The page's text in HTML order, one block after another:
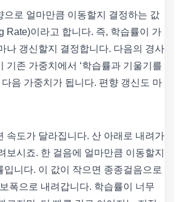
으로 얼마만큼 이동할지 결정하는 값
Rate)이라고 합니다. 즉, 학습률이 가
나 갱신할지 결정합니다. 다음의 경사
기존 가중치에서 ‘학습률과 기울기를
다음 가중치가 됩니다. 편향 갱신도 마
속도가 달라집니다. 산 아래로 내려가
보시죠. 한 걸음에 얼마만큼 이동할지
입니다. 이 값이 작으면 종종걸음으로
폭으로 내려갑니다. 학습률이 너무